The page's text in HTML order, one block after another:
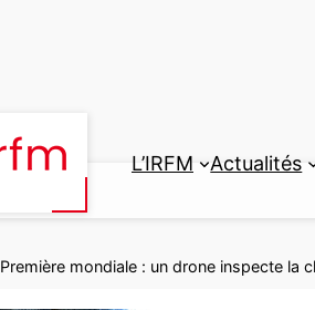
L’IRFM Actualités
Première mondiale : un drone inspecte la